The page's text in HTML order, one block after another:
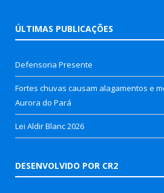
ÚLTIMAS PUBLICAÇÕES
Defensoria Presente
Fortes chuvas causam alagamentos e
Aurora do Pará
Lei Aldir Blanc 2026
DESENVOLVIDO POR CR2